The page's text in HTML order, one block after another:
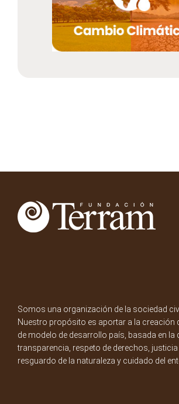
Somos una organización de la sociedad
Nuestro propósito es aportar a la creación
de modelo de desarrollo país, basada en la
transparencia, respeto de derechos, justicia
resguardo de la naturaleza y cuidado del